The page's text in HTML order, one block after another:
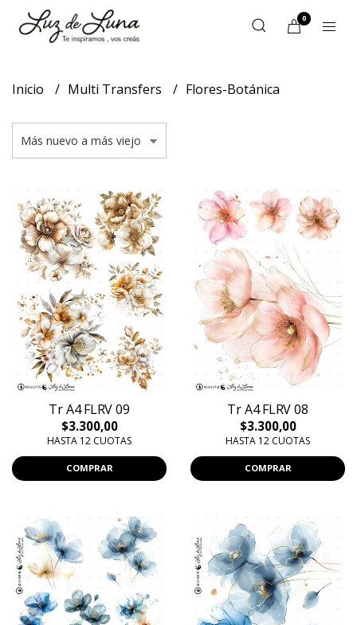
0
Inicio Multi Transfers Flores-Botánica
Tr A4 FLRV 09
$3.300,00
HASTA 12 CUOTAS
COMPRAR
Tr A4 FLRV 08
$3.300,00
HASTA 12 CUOTAS
COMPRAR